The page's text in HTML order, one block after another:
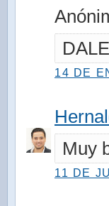
14 DE
Muy
11 DE